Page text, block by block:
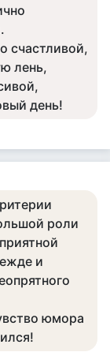
счастливой,
лень,
день!
роли
и
юмора